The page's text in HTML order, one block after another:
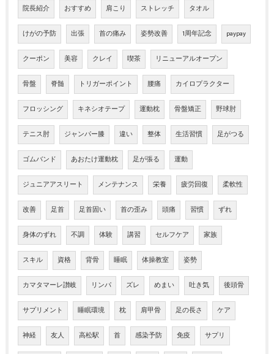
院長紹介 おすすめ 肩こり ストレッチ タオル
けがの予防 出張 首の痛み 姿勢改善 1周年記念 paypay
クーポン 美容 クレイ 喫茶 リニューアルオープン
骨盤 脊髄 トリガーポイント 腰痛 カイロプラクター
フロッシング キネシオテープ 運動枕 骨盤矯正 野球肘
テニス肘 ジャンパー膝 違い 整体 生活習慣 足がつる
ゴムバンド あおたけ運動枕 足が張る 運動
ジュニアアスリート メンテナンス 栄養 疲労回復 柔軟性
改善 足首 足首固い 首の歪み 頭痛 習慣 ずれ
身体のずれ 不調 体験 講習 セルフケア 家族
スキル 資格 背骨 睡眠 体操教室 姿勢
カマタマーレ讃岐 リンパ ズレ めまい 吐き気 後頭骨
サプリメント 睡眠環境 枕 肩甲骨 足の長さ ケア
神経 友人 高松駅 首 感染予防 免疫 サプリ